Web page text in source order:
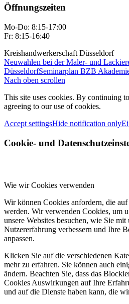
Öffnungszeiten
Mo-Do: 8:15-17:00
Fr: 8:15-16:40
Kreishandwerkerschaft Düsseldorf
Neuwahlen bei der Maler- und
DüsseldorfSeminarplan BZB
Nach oben scrollen
This site uses cookies. By continuing
agreeing to our use of cookies.
Accept settingsHide notification only
Cookie- und
Wie wir Cookies verwenden
Wir können Cookies anfordern, die
werden. Wir verwenden Cookies, um
unsere Websites besuchen, wie Sie
Nutzererfahrung verbessern und Ihre
anpassen.
Klicken Sie auf die verschiedenen
mehr zu erfahren. Sie können auch
ändern. Beachten Sie, dass das
Cookies Auswirkungen auf Ihre
und auf die Dienste haben kann, die